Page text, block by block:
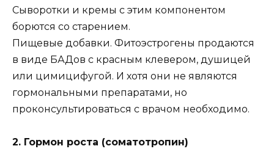
Сыворотки и кремы с этим компонентом
борются со старением.
Пищевые добавки. Фитоэстрогены продаются
в виде БАДов с красным клевером, душицей
или цимицифугой. И хотя они не являются
гормональными препаратами, но
проконсультироваться с врачом необходимо.
2. Гормон роста (соматотропин)